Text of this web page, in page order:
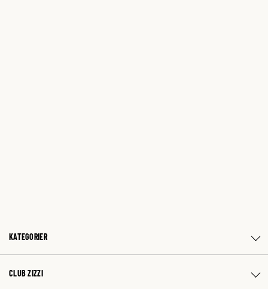
KATEGORIER
CLUB ZIZZI